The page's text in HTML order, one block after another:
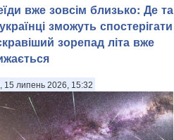
вже зовсім близько: Де та
зможуть спостерігати
зорепад літа вже
15 липень 2026, 15:32